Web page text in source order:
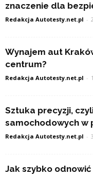
znaczenie dla
Redakcja Autotesty.net.pl -
Wynajem aut
centrum?
Redakcja Autotesty.net.pl -
Sztuka precyzji,
samochodowych w
Redakcja Autotesty.net.pl -
Jak szybko